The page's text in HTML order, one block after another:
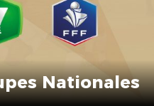
Nationales